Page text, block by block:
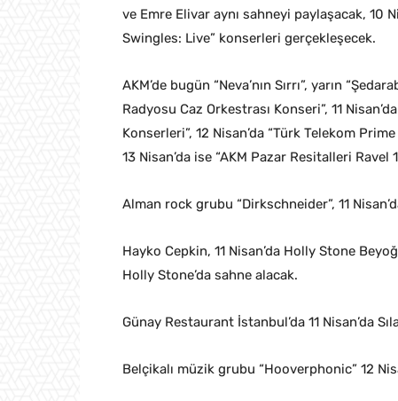
ve Emre Elivar aynı sahneyi paylaşacak, 10
Swingles: Live” konserleri gerçekleşecek.
AKM’de bugün “Neva’nın Sırrı”, yarın
Radyosu Caz Orkestrası Konseri”, 11
Konserleri”, 12 Nisan’da “Türk Telekom
13 Nisan’da ise “AKM Pazar Resitalleri
Alman rock grubu “Dirkschneider”, 11
Hayko Cepkin, 11 Nisan’da Holly Stone
Holly Stone’da sahne alacak.
Günay Restaurant İstanbul’da 11 Nisan’da
Belçikalı müzik grubu “Hooverphonic” 12